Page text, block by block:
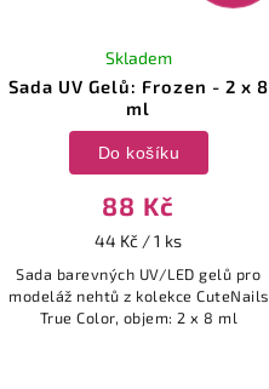
Sada UV Gelů: Frozen - 2 x 8
ml
Skladem
88 Kč
44 Kč / 1 ks
Do košíku
Sada barevných UV/LED gelů pro
modeláž nehtů z kolekce CuteNails
True Color, objem: 2 x 8 ml